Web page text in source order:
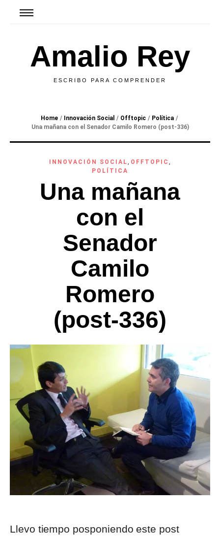
Amalio Rey
ESCRIBO PARA COMPRENDER
Home / Innovación Social / Offtopic / Política /
Una mañana con el Senador Camilo Romero (post-336)
INNOVACIÓN SOCIAL, OFFTOPIC,
POLÍTICA
Una mañana
con el
Senador
Camilo
Romero
(post-336)
Llevo tiempo posponiendo este post